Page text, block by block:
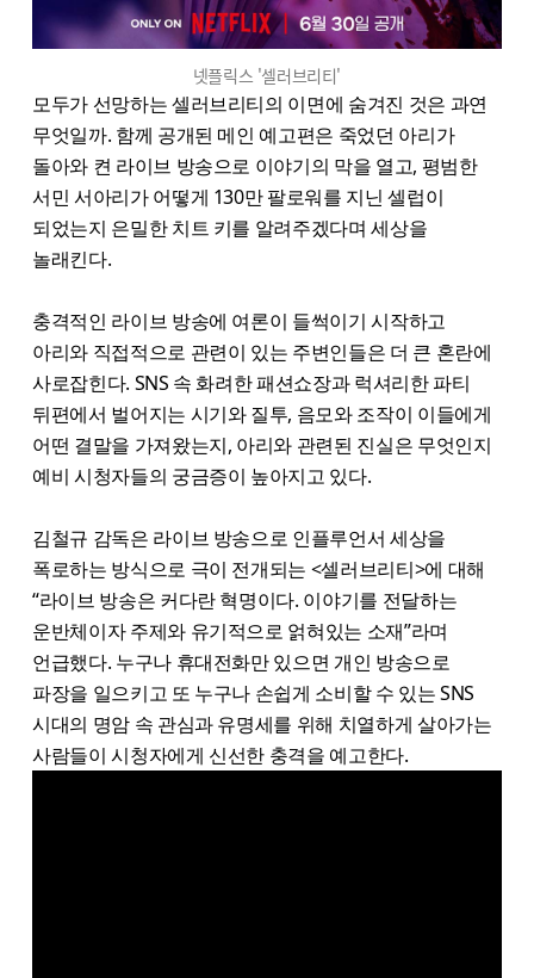
넷플릭스 '셀러브리티'
모두가 선망하는 셀러브리티의 이면에 숨겨진 것은 과연
무엇일까. 함께 공개된 메인 예고편은 죽었던 아리가
돌아와 켠 라이브 방송으로 이야기의 막을 열고, 평범한
서민 서아리가 어떻게 130만 팔로워를 지닌 셀럽이
되었는지 은밀한 치트 키를 알려주겠다며 세상을
놀래킨다.
충격적인 라이브 방송에 여론이 들썩이기 시작하고
아리와 직접적으로 관련이 있는 주변인들은 더 큰 혼란에
사로잡힌다. SNS 속 화려한 패션쇼장과 럭셔리한 파티
뒤편에서 벌어지는 시기와 질투, 음모와 조작이 이들에게
어떤 결말을 가져왔는지, 아리와 관련된 진실은 무엇인지
예비 시청자들의 궁금증이 높아지고 있다.
김철규 감독은 라이브 방송으로 인플루언서 세상을
폭로하는 방식으로 극이 전개되는 <셀러브리티>에 대해
“라이브 방송은 커다란 혁명이다. 이야기를 전달하는
운반체이자 주제와 유기적으로 얽혀있는 소재”라며
언급했다. 누구나 휴대전화만 있으면 개인 방송으로
파장을 일으키고 또 누구나 손쉽게 소비할 수 있는 SNS
시대의 명암 속 관심과 유명세를 위해 치열하게 살아가는
사람들이 시청자에게 신선한 충격을 예고한다.